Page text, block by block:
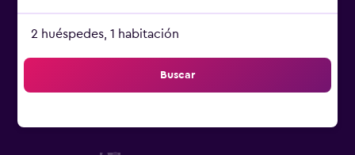
2 huéspedes, 1 habitación
Buscar